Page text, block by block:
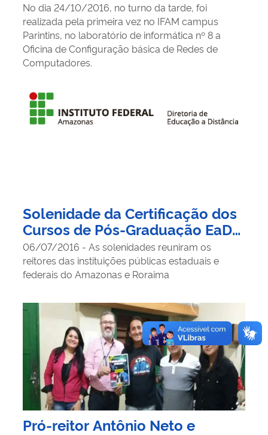
No dia 24/10/2016, no turno da tarde, foi
realizada pela primeira vez no IFAM campus
Parintins, no laboratório de informática nº 8 a
Oficina de Configuração básica de Redes de
Computadores.
Solenidade da Certificação dos
Cursos de Pós-Graduação EaD…
06/07/2016 - As solenidades reuniram os
reitores das instituições públicas estaduais e
federais do Amazonas e Roraima
Pró-reitor Antônio Neto e